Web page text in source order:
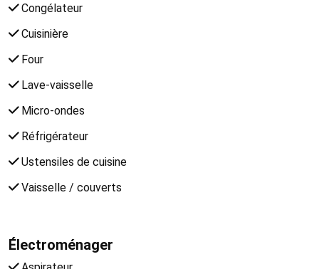
Congélateur
Cuisinière
Four
Lave-vaisselle
Micro-ondes
Réfrigérateur
Ustensiles de cuisine
Vaisselle / couverts
Électroménager